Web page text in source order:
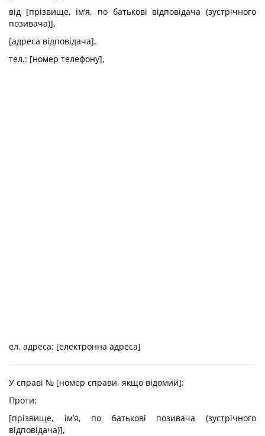
від [прізвище, ім’я, по батькові відповідача (зустрічного
позивача)],
[адреса відповідача],
тел.: [номер телефону],
ел. адреса: [електронна адреса]
У справі № [номер справи, якщо відомий]:
Проти:
[прізвище, ім’я, по батькові позивача (зустрічного
відповідача)],